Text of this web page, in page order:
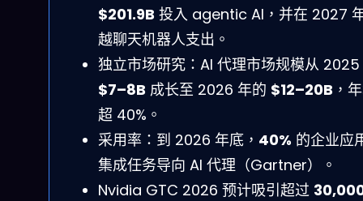
$201.9B 投入 agentic AI，并在 2027
越聊天机器人支出。
独立市场研究：AI 代理市场规模从
$7–8B 成长至 2026 年的 $12–20B ，
超 40%。
采用率：到 2026 年底， 40% 的企业应
集成任务导向 AI 代理（Gartner）。
Nvidia GTC 2026 预计吸引超过